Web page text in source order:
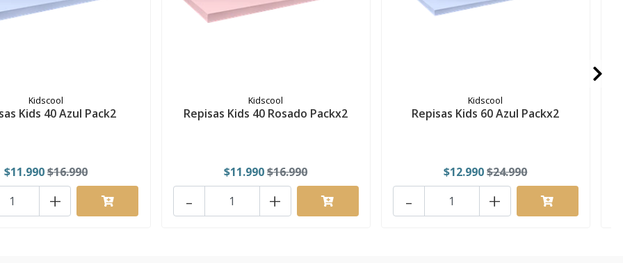
Kidscool
Kids 40 Azul Pack2
$11.990$16.990
+
Kidscool
Repisas Kids 40 Rosado Packx2
$11.990$16.990
+
-
Kidscool
Repisas Kids 60 Azul Packx2
$12.990$24.990
+
-